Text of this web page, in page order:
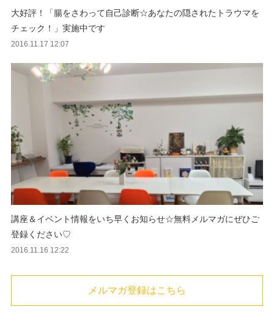
大好評！「腸をさわって自己診断☆あなたの隠されたトラウマを
チェック！」実施中です
2016.11.17 12:07
講座＆イベント情報をいち早くお知らせ☆無料メルマガにぜひご
登録ください♡
2016.11.16 12:22
メルマガ登録はこちら